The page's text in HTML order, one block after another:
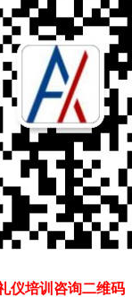
仪培训咨询二维码